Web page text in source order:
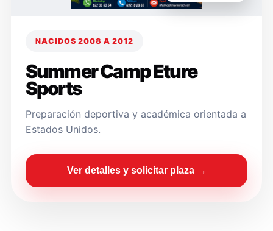
NACIDOS 2008 A 2012
Summer Camp Eture
Sports
Preparación deportiva y académica orientada a
Estados Unidos.
Ver detalles y solicitar plaza →